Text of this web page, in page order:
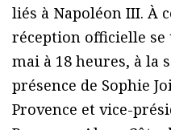
liés à Napoléon III. À
réception officielle
mai à 18 heures, à la
présence de Sophie
Provence et vice-